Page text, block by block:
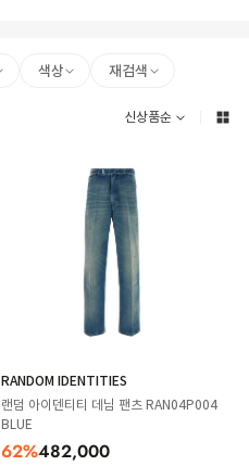
색상 재검색
신상품순
RANDOM IDENTITIES
랜덤 아이덴티티 데님 팬츠 RAN04P004
BLUE
62%482,000